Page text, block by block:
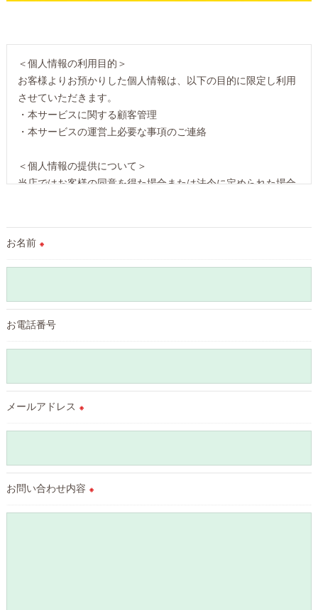
＜個人情報の利用目的＞
お客様よりお預かりした個人情報は、以下の目的に限定し利用
させていただきます。
・本サービスに関する顧客管理
・本サービスの運営上必要な事項のご連絡
＜個人情報の提供について＞
当店ではお客様の同意を得た場合または法令に定められた場合
＜個人情報の委託について＞
当店では、利用目的の達成に必要な範囲において、個人情報を
これらの委託先に対しては個人情報保護契約等の措置をとり、
適切な監督を行います。
＜個人情報の安全管理＞
理対策を実施します。
＜個人情報の開示･訂正・削除･利用停止の手続について＞
お名前 ※
お電話番号
メールアドレス ※
お問い合わせ内容 ※